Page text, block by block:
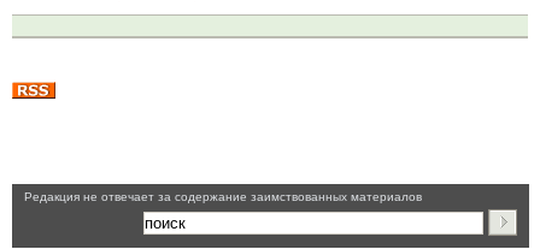
Pедакция не отвечает за содержание заимствованных материалов